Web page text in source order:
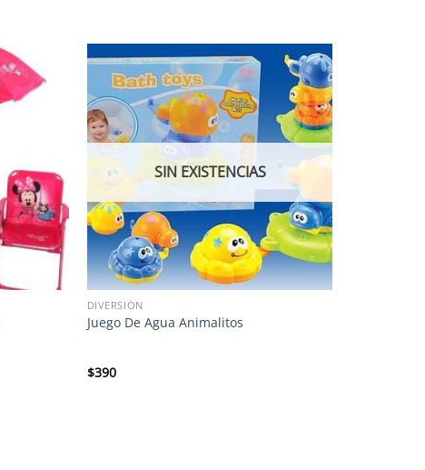
SIN EXISTENCIAS
DIVERSIÓN
Juego De Agua Animalitos
$390